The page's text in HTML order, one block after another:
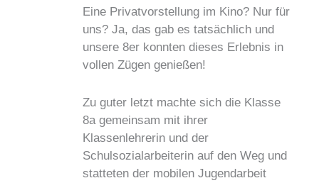
Eine Privatvorstellung im Kino? Nur für
uns? Ja, das gab es tatsächlich und
unsere 8er konnten dieses Erlebnis in
vollen Zügen genießen!
Zu guter letzt machte sich die Klasse
8a gemeinsam mit ihrer
Klassenlehrerin und der
Schulsozialarbeiterin auf den Weg und
statteten der mobilen Jugendarbeit